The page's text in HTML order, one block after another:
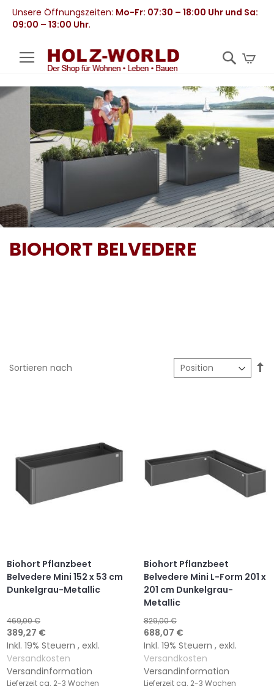
Unsere Öffnungszeiten: Mo-Fr: 07:30 – 18:00 Uhr und Sa:
09:00 – 13:00 Uhr.
BIOHORT BELVEDERE
Sortieren nach
Biohort Pflanzbeet
Belvedere Mini 152 x 53 cm
Dunkelgrau-Metallic
469,00 €
Sonderangebot
389,27 €
Inkl. 19% Steuern , exkl.
Versandkosten
Versandinformation
Lieferzeit ca. 2-3 Wochen
Biohort Pflanzbeet
Belvedere Mini L-Form 201 x
201 cm Dunkelgrau-
Metallic
829,00 €
Sonderangebot
688,07 €
Inkl. 19% Steuern , exkl.
Versandkosten
Versandinformation
Lieferzeit ca. 2-3 Wochen